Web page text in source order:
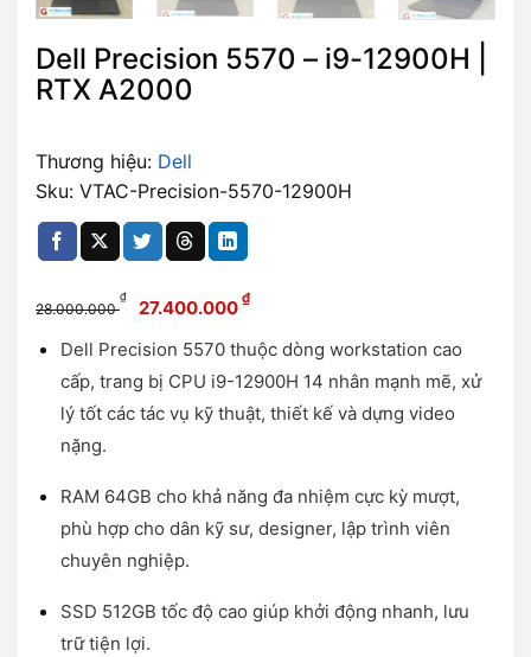
Dell Precision 5570 – i9-12900H |
RTX A2000
Thương hiệu: Dell
Sku: VTAC-Precision-5570-12900H
28.000.000
₫
Giá
là:
28.000.000 ₫.
27.400.000 ₫Giá
tại
là:
27.400.000 ₫.
Dell Precision 5570 thuộc dòng workstation cao
cấp, trang bị CPU i9-12900H 14 nhân mạnh mẽ, xử
lý tốt các tác vụ kỹ thuật, thiết kế và dựng video
nặng.
RAM 64GB cho khả năng đa nhiệm cực kỳ mượt,
phù hợp cho dân kỹ sư, designer, lập trình viên
chuyên nghiệp.
SSD 512GB tốc độ cao giúp khởi động nhanh, lưu
trữ tiện lợi.